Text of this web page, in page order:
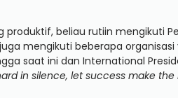
beliau rutiin mengikuti
mengikuti beberapa
saat ini dan International
in silence, let success make the